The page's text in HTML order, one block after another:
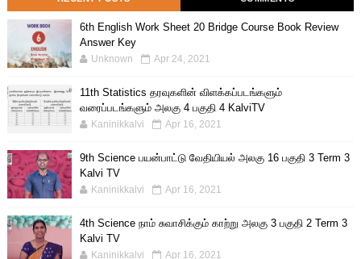
6th English Work Sheet 20 Bridge Course Book Review
Answer Key
Unknown Apr 24, 2021
11th Statistics தரவுகளின் விளக்கப்படங்களும்
வரைப்படங்களும் அலகு 4 பகுதி 4 KalviTV
Kaninikkalvi Apr 16, 2021
9th Science பயன்பாட்டு வேதியியல் அலகு 16 பகுதி 3 Term 3
Kalvi TV
Kaninikkalvi Apr 16, 2021
4th Science நாம் சுவாசிக்கும் காற்று அலகு 3 பகுதி 2 Term 3
Kalvi TV
Kaninikkalvi Apr 16, 2021